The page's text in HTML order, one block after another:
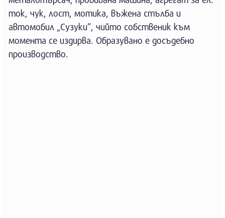
ток, чук, лост, мотика, въжена стълба и
автомобил „Сузуки”, чийто собственик към
момента се издирва. Образувано е досъдебно
производство.